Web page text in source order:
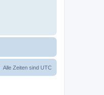
Alle Zeiten sind UTC